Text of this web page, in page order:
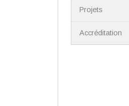
Projets
Accréditation